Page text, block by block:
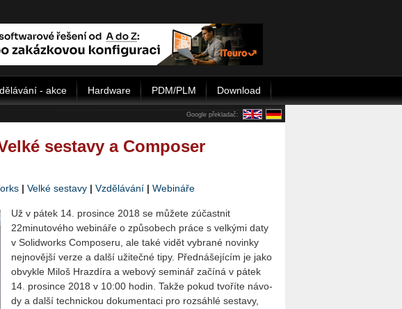
- akce Hardware PDM/PLM Download
Google překladač:
sestavy a Composer
| Velké sestavy | Vzdělávání | Webináře
Už v pátek 14. prosince 2018 se můžete zúčastnit
22minutového we­bi­ná­ře o způsobech práce s velkými daty
v Solidworks Composeru, ale také vidět vybrané novinky
nejnovější verze a další užitečné tipy. Před­ná­še­jí­cím je jako
obvykle Miloš Hrazdíra a webový seminář za­čí­ná v pátek
14. prosince 2018 v 10:00 hodin. Takže pokud tvoříte ná­vo­
dy a další technickou dokumentaci pro rozsáhlé sestavy,